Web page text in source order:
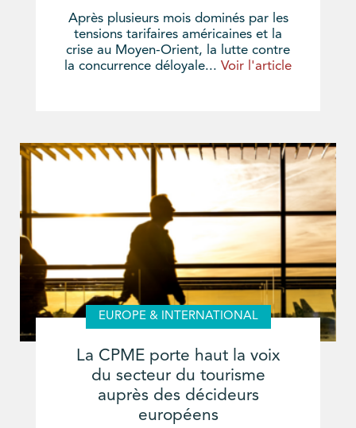
Après plusieurs mois dominés par les
tensions tarifaires américaines et la
crise au Moyen-Orient, la lutte contre
la concurrence déloyale... Voir l'article
EUROPE & INTERNATIONAL
La CPME porte haut la voix
du secteur du tourisme
auprès des décideurs
européens